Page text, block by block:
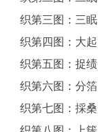
织第三图：三眠
织第四图：大起
织第五图：捉绩
织第六图：分箔
织第七图：採桑